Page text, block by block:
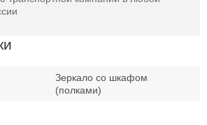
Зеркало со шкафом
(полками)